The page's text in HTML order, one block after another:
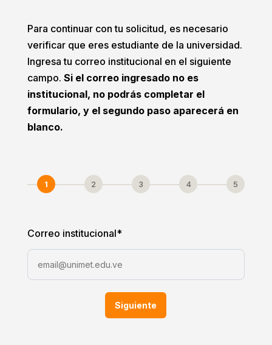
Para continuar con tu solicitud, es necesario
verificar que eres estudiante de la universidad.
Ingresa tu correo institucional en el siguiente
campo. Si el correo ingresado no es
institucional, no podrás completar el
formulario, y el segundo paso aparecerá en
blanco.
1 2 3 4 5
Correo institucional*
Siguiente